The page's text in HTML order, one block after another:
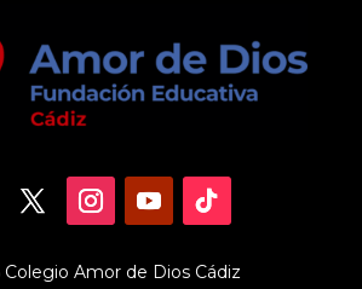
Amor de Dios Cádiz